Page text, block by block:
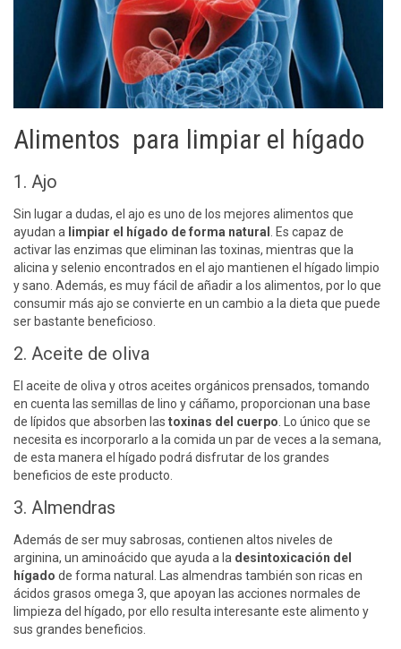
Alimentos para limpiar el hígado
1. Ajo
Sin lugar a dudas, el ajo es uno de los mejores alimentos que
ayudan a limpiar el hígado de forma natural
. Es capaz de
activar las enzimas que eliminan las toxinas, mientras que la
alicina y selenio encontrados en el ajo mantienen el hígado limpio
y sano. Además, es muy fácil de añadir a los alimentos, por lo que
consumir más ajo se convierte en un cambio a la dieta que puede
ser bastante beneficioso.
2. Aceite de oliva
El aceite de oliva y otros aceites orgánicos prensados, tomando
en cuenta las semillas de lino y cáñamo, proporcionan una base
de lípidos que absorben las toxinas del cuerpo . Lo único que se
necesita es incorporarlo a la comida un par de veces a la semana,
de esta manera el hígado podrá disfrutar de los grandes
beneficios de este producto.
3. Almendras
Además de ser muy sabrosas, contienen altos niveles de
arginina, un aminoácido que ayuda a la desintoxicación del
hígado de forma natural. Las almendras también son ricas en
ácidos grasos omega 3, que apoyan las acciones normales de
limpieza del hígado, por ello resulta interesante este alimento y
sus grandes beneficios.